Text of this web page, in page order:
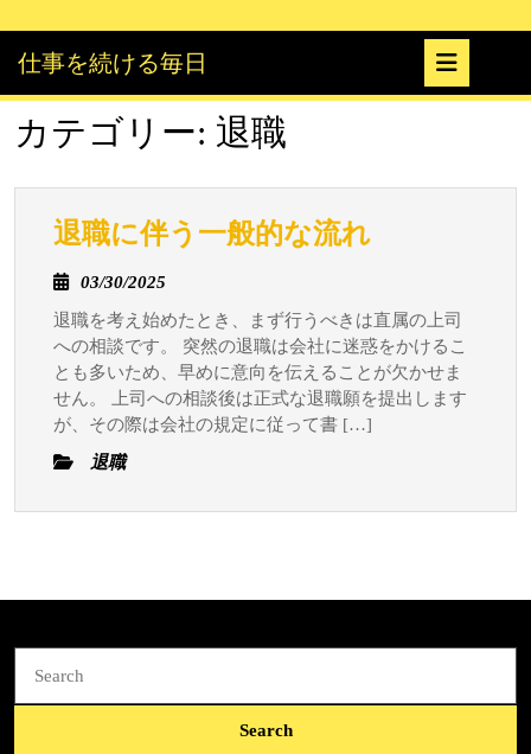
content
仕事を続ける毎日
カテゴリー: 退職
退職に伴う一般的な流れ
伴
う
一
般
03/30/2025
退職を考え始めたとき、まず行うべきは直属の上司
への相談です。 突然の退職は会社に迷惑をかけるこ
とも多いため、早めに意向を伝えることが欠かせま
せん。 上司への相談後は正式な退職願を提出します
が、その際は会社の規定に従って書 […]
退職
for: